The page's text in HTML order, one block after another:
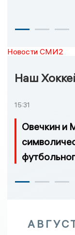
Новости СМИ2
Наш
15:31
Овечкин и